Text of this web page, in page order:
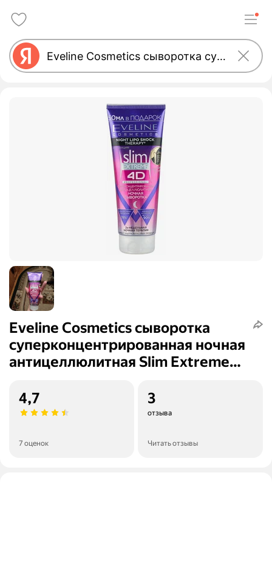
Eveline Cosmetics сыворотка
суперконцентрированная ночная
антицеллюлитная Slim Extreme
4,7
7 оценок
3
отзыва
Читать отзывы